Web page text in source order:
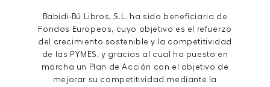
Babidi-Bú Libros, S.L. ha sido beneficiaria de
Fondos Europeos, cuyo objetivo es el refuerzo
del crecimiento sostenible y la competitividad
de las PYMES, y gracias al cual ha puesto en
marcha un Plan de Acción con el objetivo de
mejorar su competitividad mediante la